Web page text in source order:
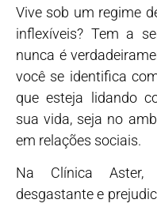
Vive sob um regime
inflexíveis? Tem a
nunca é
você se identifica
que esteja lidando
sua vida, seja no
em relações sociais.
Na Clínica Aster,
desgastante e